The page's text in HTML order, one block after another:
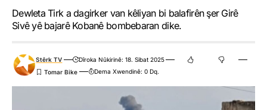
Dewleta Tirk a dagirker van kêliyan bi balafirên şer Girê
Sivê yê bajarê Kobanê bombebaran dike.
Stêrk TV
Dîroka Nûkirinê: 18. Sibat 2025
Dema Xwendinê: 0 Dq.